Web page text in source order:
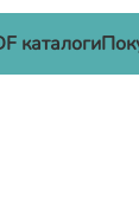
каталоги